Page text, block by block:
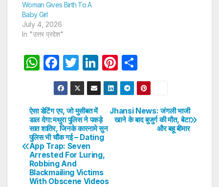
Woman Gives Birth To A
Baby Girl
July 4, 2026
In "उत्तर प्रदेश"
W
s
A
p
p
F
a
c
e
b
o
o
k
T
w
itt
er
Li
n
k
dI
n
Pi
nt
er
e
st
h
ar
e
Post
navigation
Jhansi News: जंगली भाजी
खाने के बाद बुजुर्ग की मौत, बेटा
और बहू बीमार
ऐसा डेटिंग एप, जो मुसीबत में
डाल देगा:मथुरा पुलिस ने पकड़े
सात शातिर, जिनके कारनामे सुन
पुलिस भी चौंक गई – Dating
App Trap: Seven
Arrested For Luring,
Robbing And
Blackmailing Victims
With Obscene Videos